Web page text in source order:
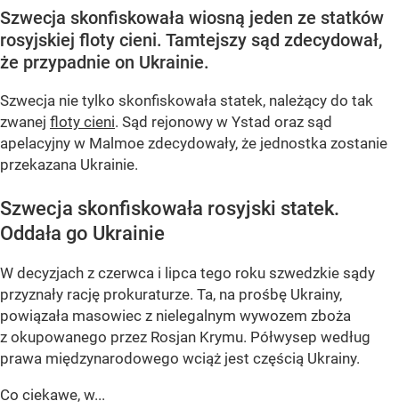
Szwecja skonfiskowała wiosną jeden ze statków
rosyjskiej floty cieni. Tamtejszy sąd zdecydował,
że przypadnie on Ukrainie.
Szwecja nie tylko skonfiskowała statek, należący do tak
zwanej floty cieni. Sąd rejonowy w Ystad oraz sąd
apelacyjny w Malmoe zdecydowały, że jednostka zostanie
przekazana Ukrainie.
Szwecja skonfiskowała rosyjski statek.
Oddała go Ukrainie
W decyzjach z czerwca i lipca tego roku szwedzkie sądy
przyznały rację prokuraturze. Ta, na prośbę Ukrainy,
powiązała masowiec z nielegalnym wywozem zboża
z okupowanego przez Rosjan Krymu. Półwysep według
prawa międzynarodowego wciąż jest częścią Ukrainy.
Co ciekawe, w...